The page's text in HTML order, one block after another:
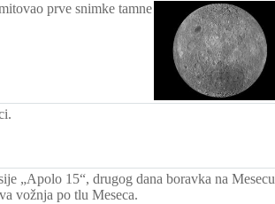
prve snimke tamne
„Apolo 15“, drugog dana boravka na Mesecu
vožnja po tlu Meseca.